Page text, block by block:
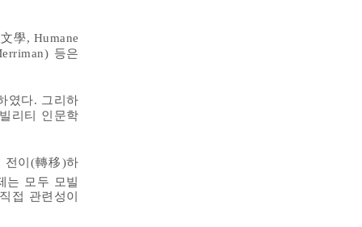
學, Humane
등은
였다. 그리하
리티 인문학
전이(轉移)하
는 모두 모빌
접 관련성이